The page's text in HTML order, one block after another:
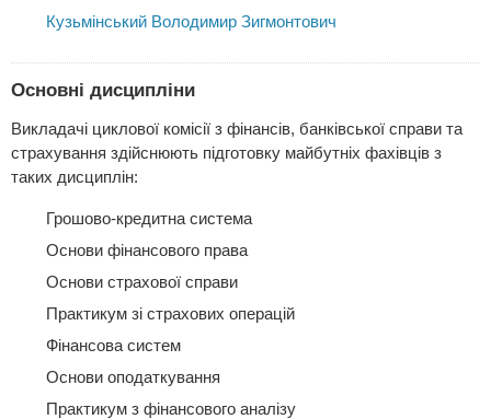
Кузьмінський Володимир Зигмонтович
Основні дисципліни
Викладачі циклової комісії з фінансів, банківської справи та
страхування здійснюють підготовку майбутніх фахівців з
таких дисциплін:
Грошово-кредитна система
Основи фінансового права
Основи страхової справи
Практикум зі страхових операцій
Фінансова систем
Основи оподаткування
Практикум з фінансового аналізу